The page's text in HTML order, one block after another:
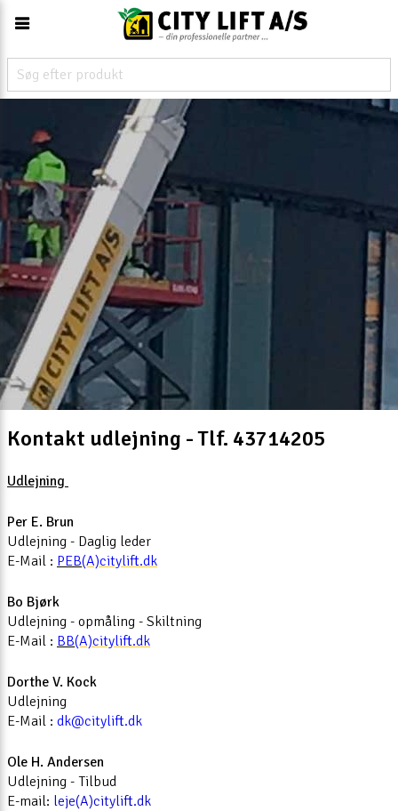
Kontakt udlejning - Tlf. 43714205
Udlejning
Per E. Brun
Udlejning - Daglig leder
E-Mail : PEB(A)citylift.dk
Bo Bjørk
Udlejning - opmåling - Skiltning
E-Mail : BB(A)citylift.dk
Dorthe V. Kock
Udlejning
E-Mail : dk@citylift.dk
Ole H. Andersen
Udlejning - Tilbud
E-mail: leje(A)citylift.dk